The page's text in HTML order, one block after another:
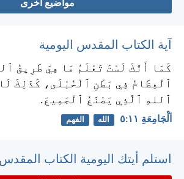
مواضيع اخرى
آية الكتاب المقدس اليومية
كَمَا أَنَّكَ لَسْتَ تَعْلَمُ مَا هِيَ طَرِيقُ
ٱلْعِظَامُ فِي بَطْنِ ٱلْحُبْلَى، كَذَلِكَ
ٱللهِ ٱلَّذِي يَصْنَعُ ٱلْجَمِيعَ.
اَلْجَامِعَةِ ١١:‏٥ الله الفهم
استلم أيتك اليومية الكتاب المقدس